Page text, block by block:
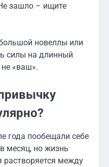
зашло – ищите
новеллы или
силы на длинный
«ваш».
года пообещали себе
месяц, но жизнь
растворяется между